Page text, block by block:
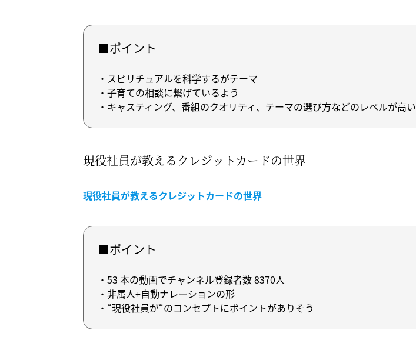
■ポイント
・スピリチュアルを科学するがテーマ
・子育ての相談に繋げているよう
・キャスティング、番組のクオリティ、テーマの選び方などのレベルが高い
現役社員が教えるクレジットカードの世界
現役社員が教えるクレジットカードの世界
■ポイント
・53 本の動画でチャンネル登録者数 8370人
・非属人+自動ナレーションの形
・“現役社員が“のコンセプトにポイントがありそう